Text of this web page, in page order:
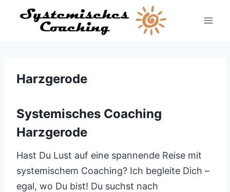
Inhalt
Harzgerode
Systemisches Coaching
Harzgerode
Hast Du Lust auf eine spannende Reise mit
systemischem Coaching? Ich begleite Dich –
egal, wo Du bist! Du suchst nach